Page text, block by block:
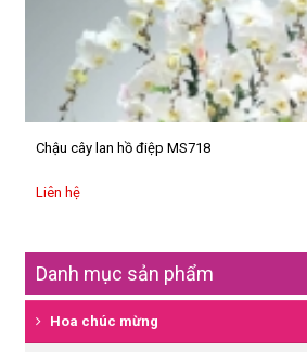
BUỒN
hoa
chia
Hộp
hoa,
giỏ
hoa
chia
Chậu cây lan hồ điệp MS718
Liên hệ
Danh mục sản phẩm
Hoa chúc mừng